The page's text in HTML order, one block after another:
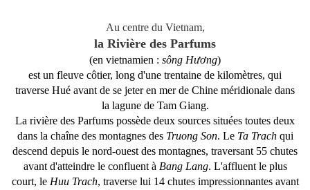
Au centre du Vietnam,
la Rivière des Parfums
(en vietnamien : sông Hương)
est un fleuve côtier, long d'une trentaine de kilomètres, qui
traverse Hué avant de se jeter en mer de Chine méridionale dans
la lagune de Tam Giang.
La rivière des Parfums possède deux sources situées toutes deux
dans la chaîne des montagnes des Truong Son. Le Ta Trachqui
descend depuis le nord-ouest des montagnes, traversant 55 chutes
avant d'atteindre le confluentà Bang Lang. L'affluent le plus
court, le Huu Trach, traverse lui 14 chutes impressionnantes avant